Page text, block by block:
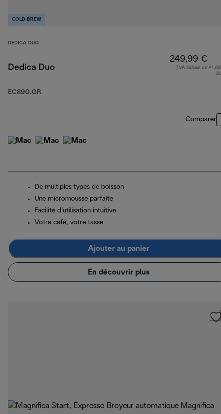
COLD BREW
DEDICA DUO
Dedica Duo
EC890.GR
249,99 €
TVA incluse de
Comparer
De multiples types de boisson
Une micromousse parfaite
Facilité d’utilisation intuitive
Votre café, votre tasse
Ajouter au panier
En découvrir plus